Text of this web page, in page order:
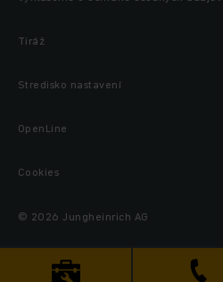
Tiráž
Stredisko nastavení
OpenLine
Cookies
© 2026 Jungheinrich AG